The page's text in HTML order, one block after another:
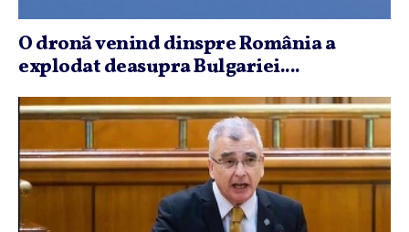
O dronă venind dinspre România a
explodat deasupra Bulgariei....